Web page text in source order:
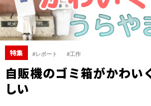
特集 #レポート #工作
自販機のゴミ箱がかわい
しい